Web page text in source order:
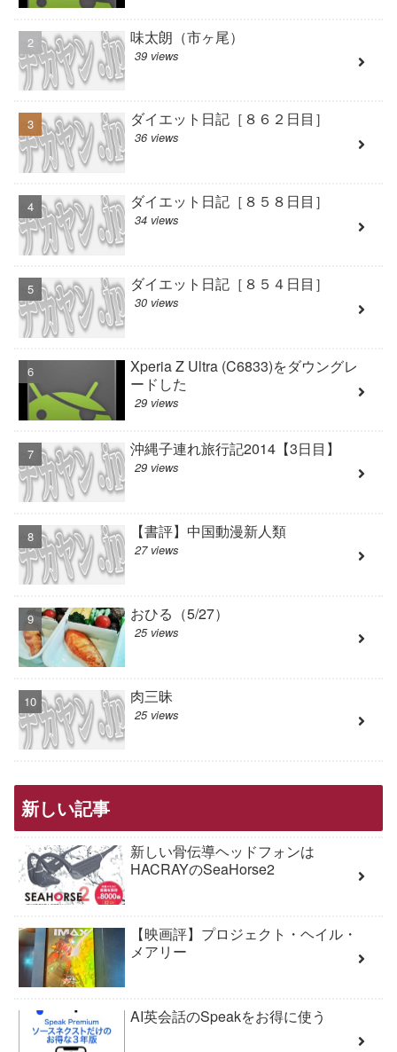
味太朗（市ヶ尾）
39 views
ダイエット日記［８６２日目］
36 views
ダイエット日記［８５８日目］
34 views
ダイエット日記［８５４日目］
30 views
Xperia Z Ultra (C6833)をダウングレ
ードした
29 views
沖縄子連れ旅行記2014【3日目】
29 views
【書評】中国動漫新人類
27 views
おひる（5/27）
25 views
肉三昧
25 views
新しい記事
新しい骨伝導ヘッドフォンは
HACRAYのSeaHorse2
【映画評】プロジェクト・ヘイル・
メアリー
AI英会話のSpeakをお得に使う